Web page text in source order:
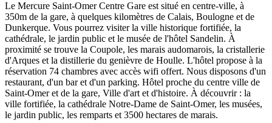
Le Mercure Saint-Omer Centre Gare est situé en centre-ville, à
350m de la gare, à quelques kilomètres de Calais, Boulogne et de
Dunkerque. Vous pourrez visiter la ville historique fortifiée, la
cathédrale, le jardin public et le musée de l'hôtel Sandelin. À
proximité se trouve la Coupole, les marais audomarois, la cristallerie
d'Arques et la distillerie du genièvre de Houlle. L'hôtel propose à la
réservation 74 chambres avec accès wifi offert. Nous disposons d'un
restaurant, d'un bar et d'un parking. Hôtel proche du centre ville de
Saint-Omer et de la gare, Ville d'art et d'histoire. À découvrir : la
ville fortifiée, la cathédrale Notre-Dame de Saint-Omer, les musées,
le jardin public, les remparts et 3500 hectares de marais.